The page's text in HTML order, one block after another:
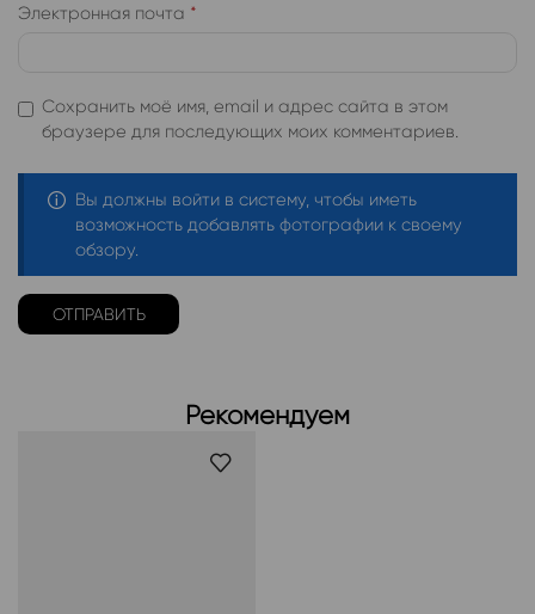
Электронная почта *
Сохранить моё имя, email и адрес сайта в этом
браузере для последующих моих комментариев.
Вы должны войти в систему, чтобы иметь
возможность добавлять фотографии к своему
обзору.
Рекомендуем